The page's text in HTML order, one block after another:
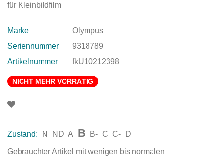
für Kleinbildfilm
Marke
Olympus
Seriennummer
9318789
Artikelnummer
fkU10212398
NICHT MEHR VORRÄTIG
Zustand: N ND A B B- C C- D
Gebrauchter Artikel mit wenigen bis normalen